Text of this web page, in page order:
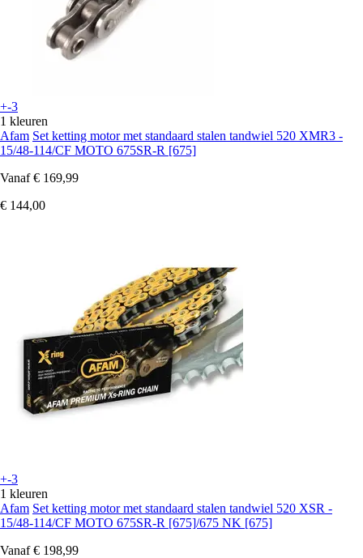
+-3
1 kleuren
Afam Set ketting motor met standaard stalen tandwiel 520 XMR3 -
15/48-114/CF MOTO 675SR-R [675]
Vanaf € 169,99
€ 144,00
+-3
1 kleuren
Afam Set ketting motor met standaard stalen tandwiel 520 XSR -
15/48-114/CF MOTO 675SR-R [675]/675 NK [675]
Vanaf € 198,99